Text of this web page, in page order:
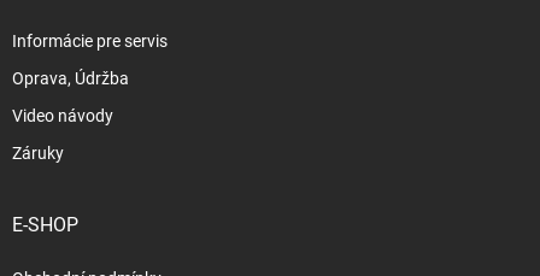
Informácie pre servis
Oprava, Údržba
Video návody
Záruky
E-SHOP